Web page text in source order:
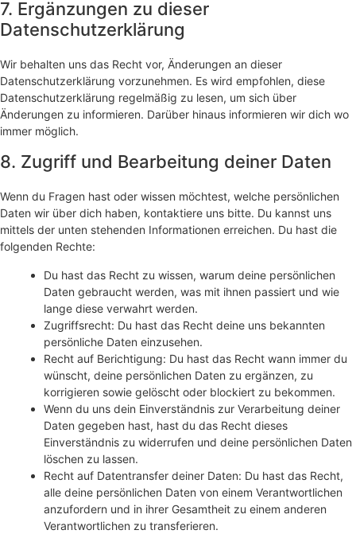
7. Ergänzungen zu dieser
Datenschutzerklärung
Wir behalten uns das Recht vor, Änderungen an dieser
Datenschutzerklärung vorzunehmen. Es wird empfohlen, diese
Datenschutzerklärung regelmäßig zu lesen, um sich über
Änderungen zu informieren. Darüber hinaus informieren wir dich wo
immer möglich.
8. Zugriff und Bearbeitung deiner Daten
Wenn du Fragen hast oder wissen möchtest, welche persönlichen
Daten wir über dich haben, kontaktiere uns bitte. Du kannst uns
mittels der unten stehenden Informationen erreichen. Du hast die
folgenden Rechte:
Du hast das Recht zu wissen, warum deine persönlichen
Daten gebraucht werden, was mit ihnen passiert und wie
lange diese verwahrt werden.
Zugriffsrecht: Du hast das Recht deine uns bekannten
persönliche Daten einzusehen.
Recht auf Berichtigung: Du hast das Recht wann immer du
wünscht, deine persönlichen Daten zu ergänzen, zu
korrigieren sowie gelöscht oder blockiert zu bekommen.
Wenn du uns dein Einverständnis zur Verarbeitung deiner
Daten gegeben hast, hast du das Recht dieses
Einverständnis zu widerrufen und deine persönlichen Daten
löschen zu lassen.
Recht auf Datentransfer deiner Daten: Du hast das Recht,
alle deine persönlichen Daten von einem Verantwortlichen
anzufordern und in ihrer Gesamtheit zu einem anderen
Verantwortlichen zu transferieren.